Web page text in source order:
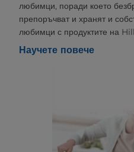
любимци, поради което
препоръчват и хранят и
любимци с продуктите на
Научете повече